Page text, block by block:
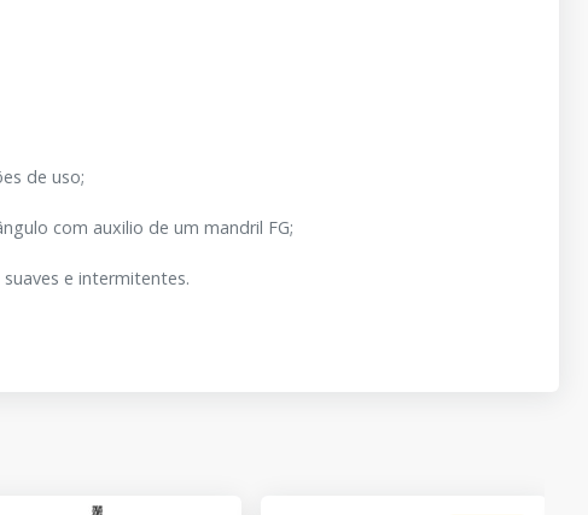
de uso;
com auxilio de um mandril FG;
e intermitentes.